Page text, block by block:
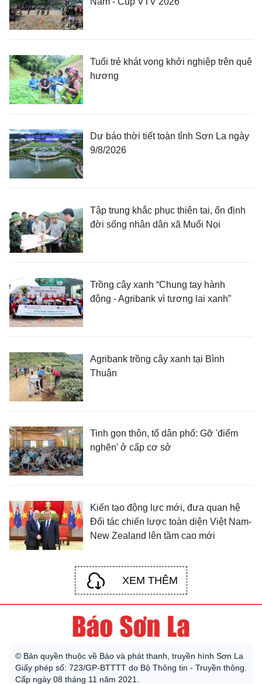
Tuổi trẻ khát vọng khởi nghiệp trên quê
hương
Dự báo thời tiết toàn tỉnh Sơn La ngày
9/8/2026
Tập trung khắc phục thiên tai, ổn định
đời sống nhân dân xã Muổi Nọi
Trồng cây xanh “Chung tay hành
động - Agribank vì tương lai xanh”
Agribank trồng cây xanh tại Bình
Thuận
Tinh gọn thôn, tổ dân phố: Gỡ 'điểm
nghẽn' ở cấp cơ sở
Kiến tạo động lực mới, đưa quan hệ
Đối tác chiến lược toàn diện Việt Nam-
New Zealand lên tầm cao mới
XEM THÊM
© Bản quyền thuộc về Báo và phát thanh, truyền hình Sơn La
Giấy phép số: 723/GP-BTTTT do Bộ Thông tin - Truyền thông.
Cấp ngày 08 tháng 11 năm 2021.